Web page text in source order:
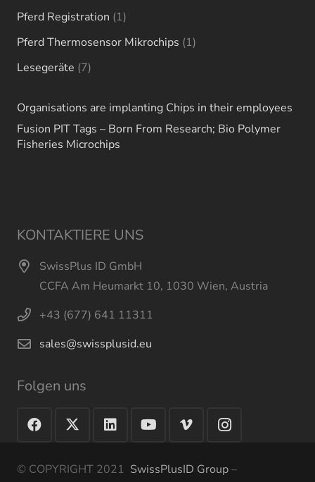
Pferd Registration 11
product
Pferd Thermosensor Mikrochips 11
Lesegeräte 77
Organisations are implanting Chips in their employees
Fusion PIT Tags – Born From Research; Bio Polymer
Fisheries Microchips
KONTAKTIERE UNS
SwissPlus ID GmbH
CCFA Am Heumarkt 10, 1030 Wien, Austria
+43 (677) 641 11311
sales@swissplusid.eu
Folgen uns
© COPYRIGHT 2021 SwissPlusID Group–